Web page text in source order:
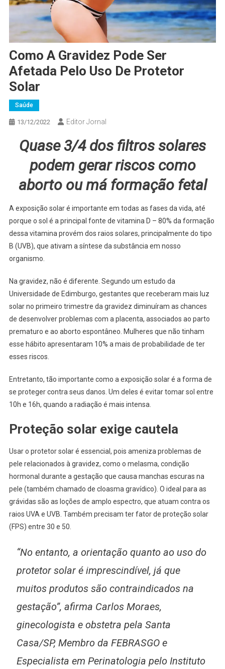
Como A Gravidez Pode Ser
Afetada Pelo Uso De Protetor
Solar
Saúde
13/12/2022 Editor Jornal
Quase 3/4 dos filtros solares
podem gerar riscos como
aborto ou má formação fetal
A exposição solar é importante em todas as fases da vida, até
porque o sol é a principal fonte de vitamina D – 80% da formação
dessa vitamina provém dos raios solares, principalmente do tipo
B (UVB), que ativam a síntese da substância em nosso
organismo.
Na gravidez, não é diferente. Segundo um estudo da
Universidade de Edimburgo, gestantes que receberam mais luz
solar no primeiro trimestre da gravidez diminuíram as chances
de desenvolver problemas com a placenta, associados ao parto
prematuro e ao aborto espontâneo. Mulheres que não tinham
esse hábito apresentaram 10% a mais de probabilidade de ter
esses riscos.
Entretanto, tão importante como a exposição solar é a forma de
se proteger contra seus danos. Um deles é evitar tomar sol entre
10h e 16h, quando a radiação é mais intensa.
Proteção solar exige cautela
Usar o protetor solar é essencial, pois ameniza problemas de
pele relacionados à gravidez, como o melasma, condição
hormonal durante a gestação que causa manchas escuras na
pele (também chamado de cloasma gravídico). O ideal para as
grávidas são as loções de amplo espectro, que atuam contra os
raios UVA e UVB. Também precisam ter fator de proteção solar
(FPS) entre 30 e 50.
“No entanto, a orientação quanto ao uso do
protetor solar é imprescindível, já que
muitos produtos são contraindicados na
gestação”, afirma Carlos Moraes,
ginecologista e obstetra pela Santa
Casa/SP, Membro da FEBRASGO e
Especialista em Perinatologia pelo Instituto